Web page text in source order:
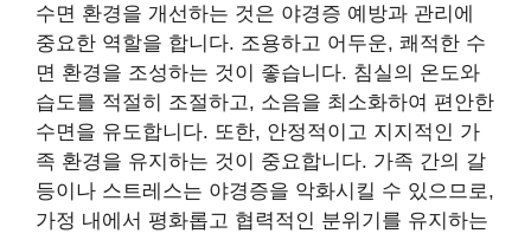
수면 환경을 개선하는 것은 야경증 예방과 관리에
중요한 역할을 합니다. 조용하고 어두운, 쾌적한 수
면 환경을 조성하는 것이 좋습니다. 침실의 온도와
습도를 적절히 조절하고, 소음을 최소화하여 편안한
수면을 유도합니다. 또한, 안정적이고 지지적인 가
족 환경을 유지하는 것이 중요합니다. 가족 간의 갈
등이나 스트레스는 야경증을 악화시킬 수 있으므로,
가정 내에서 평화롭고 협력적인 분위기를 유지하는